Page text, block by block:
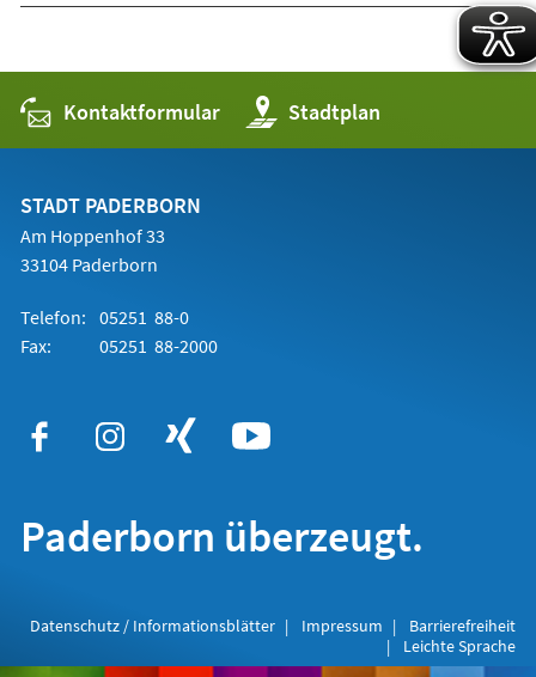
Kontaktformular Stadtplan
(Öffnet
in
einem
STADT PADERBORN
Am Hoppenhof 33
33104 Paderborn
Telefon: 05251 88-0
Fax:
05251 88-2000
Paderborn überzeugt.
Datenschutz / Informationsblätter Impressum
Barrierefreiheit
Leichte Sprache